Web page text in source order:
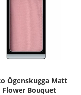
Ögonskugga Matt
Flower Bouquet